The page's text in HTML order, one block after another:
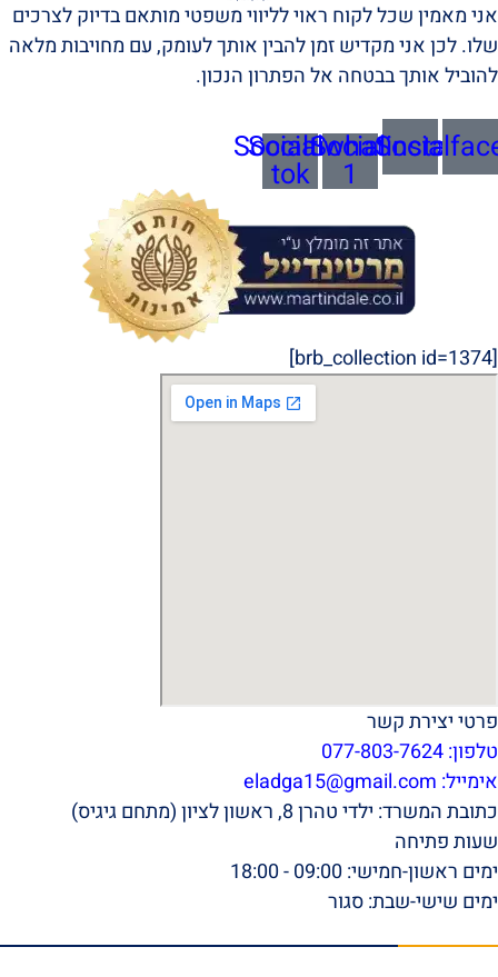
אני מאמין שכל לקוח ראוי לליווי משפטי מותאם בדיוק לצרכים
שלו. לכן אני מקדיש זמן להבין אותך לעומק, עם מחויבות מלאה
להוביל אותך בבטחה אל הפתרון הנכון.
Socialwhatsapp-
1
Socialtik-
tok
[brb_collection id=1374]
פרטי יצירת קשר
טלפון: 077-803-7624
אימייל: eladga15@gmail.com
כתובת המשרד: ילדי טהרן 8, ראשון לציון (מתחם גיגיס)
שעות פתיחה
ימים ראשון-חמישי: 09:00 - 18:00
ימים שישי-שבת: סגור